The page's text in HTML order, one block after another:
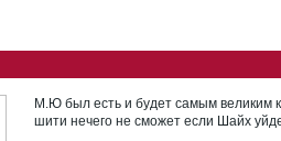
М.Ю был есть и будет самым великим
шити нечего не сможет если Шайх